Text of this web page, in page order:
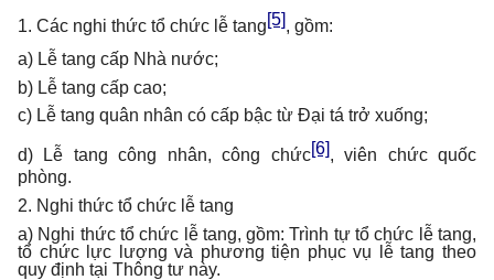
1. Các nghi thức tổ chức lễ tang[5], gồm:
a) Lễ tang cấp Nhà nước;
b) Lễ tang cấp cao;
c) Lễ tang quân nhân có cấp bậc từ Đại tá trở xuống;
d) Lễ tang công nhân, công chức[6], viên chức quốc
phòng.
2. Nghi thức tổ chức lễ tang
a) Nghi thức tổ chức lễ tang, gồm: Trình tự tổ chức lễ tang,
tổ chức lực lượng và phương tiện phục vụ lễ tang theo
quy định tại Thông tư này.